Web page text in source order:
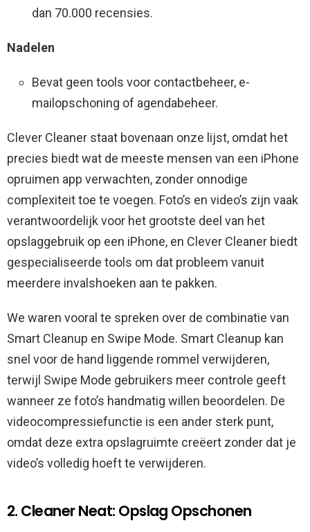
dan 70.000 recensies.
Nadelen
Bevat geen tools voor contactbeheer, e-
mailopschoning of agendabeheer.
Clever Cleaner staat bovenaan onze lijst, omdat het
precies biedt wat de meeste mensen van een iPhone
opruimen app verwachten, zonder onnodige
complexiteit toe te voegen. Foto’s en video’s zijn vaak
verantwoordelijk voor het grootste deel van het
opslaggebruik op een iPhone, en Clever Cleaner biedt
gespecialiseerde tools om dat probleem vanuit
meerdere invalshoeken aan te pakken.
We waren vooral te spreken over de combinatie van
Smart Cleanup en Swipe Mode. Smart Cleanup kan
snel voor de hand liggende rommel verwijderen,
terwijl Swipe Mode gebruikers meer controle geeft
wanneer ze foto’s handmatig willen beoordelen. De
videocompressiefunctie is een ander sterk punt,
omdat deze extra opslagruimte creëert zonder dat je
video’s volledig hoeft te verwijderen.
2. Cleaner Neat: Opslag Opschonen